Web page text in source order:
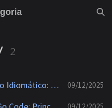
2
Como Escrever Código Go Idiomático: Princípios e Práticas 09/12/2025